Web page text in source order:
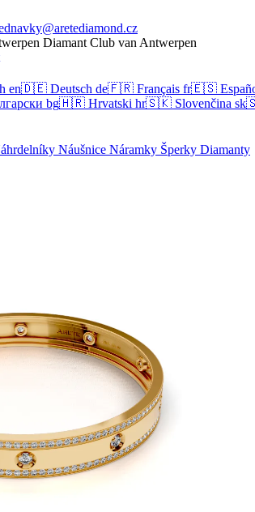
Diamant Club van Antwerpen
en🇩🇪 Deutsch de🇫🇷 Français fr🇪🇸
bg🇭🇷 Hrvatski hr🇸🇰 Slovenčina sk
Náušnice Náramky Šperky Diamanty